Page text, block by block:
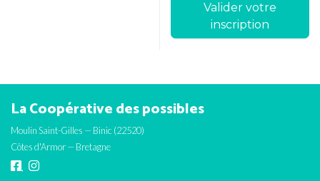
Valider votre
inscription
La Coopérative des possibles
Moulin Saint-Gilles — Binic (22520)
Côtes d'Armor — Bretagne